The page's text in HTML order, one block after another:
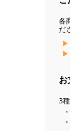
各
だ
お
3